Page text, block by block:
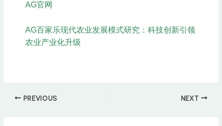
AG官网
AG百家乐现代农业发展模式研究：科技创新引领
农业产业化升级
PREVIOUS NEXT